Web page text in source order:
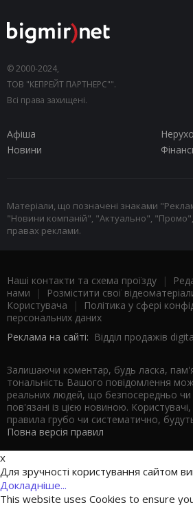
© 2000-2024,
ТОВ "КЕПРЕЙТ ПАРТНЕРС"".
Всі права захищені.
Афіша
Новини
Матеріали, що позначені знаками
"Новини компаній", "Актуально", "Промо",
правах реклами.
Наші контакти та схема проїзду |
нами | Розмістити свої
Користувача |
Політика у сфері
персональних даних
Реклама на сайті: Відділ продажів
Залишаючи коментар, будь ласка,
тональність Вашого повідомлення
реальних людей, що безпосередньо
пов'язані із цією новиною.
правила грубо чи систематично,
Повна версія правил
x
Для зручності користування сайтом
Докладніше...
This website uses Cookies to ensure